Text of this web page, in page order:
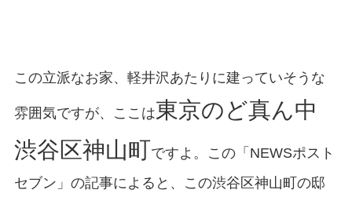
この立派なお家、軽井沢あたりに建っていそうな
雰囲気ですが、ここは東京のど真ん中
渋谷区神山町ですよ。この「NEWSポスト
セブン」の記事によると、この渋谷区神山町の邸